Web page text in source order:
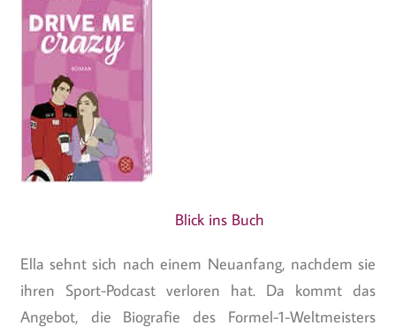
Blick ins Buch
Ella sehnt sich nach einem Neuanfang, nachdem sie
ihren Sport-Podcast verloren hat. Da kommt das
Angebot, die Biografie des Formel-1-Weltmeisters